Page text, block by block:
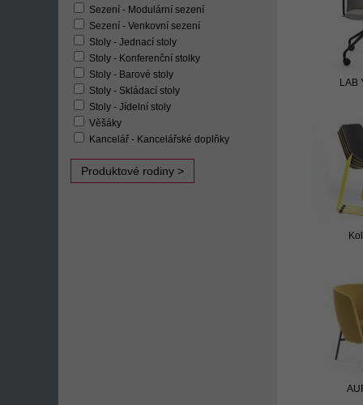
Sezení - Modulární sezení
Sezení - Venkovní sezení
Stoly - Jednací stoly
Stoly - Konferenční stolky
Stoly - Barové stoly
Stoly - Skládací stoly
Stoly - Jídelní stoly
Věšáky
Kancelář - Kancelářské doplňky
Produktové rodiny >
LAB